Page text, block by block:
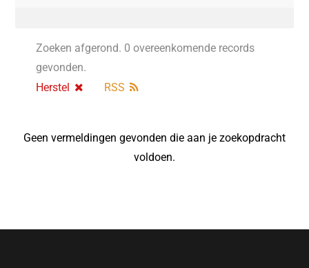
Zoeken afgerond. 0 overeenkomende records
gevonden.
Herstel
RSS
Geen vermeldingen gevonden die aan je zoekopdracht
voldoen.